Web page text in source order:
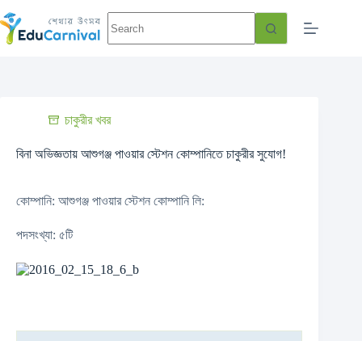
চাকুরীর খবর
বিনা অভিজ্ঞতায় আশুগঞ্জ পাওয়ার স্টেশন কোম্পানিতে চাকুরীর সুযোগ!
কোম্পানি: আশুগঞ্জ পাওয়ার স্টেশন কোম্পানি লি:
পদসংখ্যা: ৫টি